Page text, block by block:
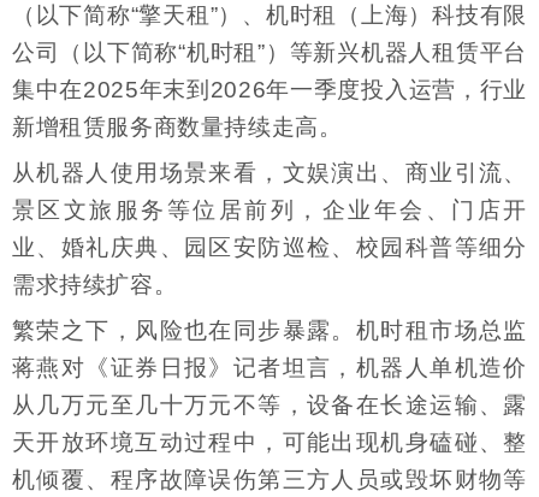
（以下简称“擎天租”）、机时租（上海）科技有限
公司（以下简称“机时租”）等新兴机器人租赁平台
集中在2025年末到2026年一季度投入运营，行业
新增租赁服务商数量持续走高。
从机器人使用场景来看，文娱演出、商业引流、
景区文旅服务等位居前列，企业年会、门店开
业、婚礼庆典、园区安防巡检、校园科普等细分
需求持续扩容。
繁荣之下，风险也在同步暴露。机时租市场总监
蒋燕对《证券日报》记者坦言，机器人单机造价
从几万元至几十万元不等，设备在长途运输、露
天开放环境互动过程中，可能出现机身磕碰、整
机倾覆、程序故障误伤第三方人员或毁坏财物等